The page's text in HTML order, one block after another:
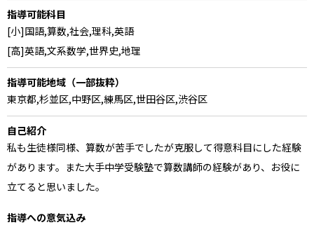
指導可能科目
[小]国語,算数,社会,理科,英語
[高]英語,文系数学,世界史,地理
指導可能地域（一部抜粋）
東京都,杉並区,中野区,練馬区,世田谷区,渋谷区
自己紹介
私も生徒様同様、算数が苦手でしたが克服して得意科目にした経験
があります。また大手中学受験塾で算数講師の経験があり、お役に
立てると思いました。
指導への意気込み